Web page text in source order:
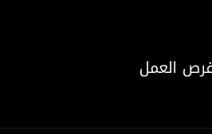
العمل